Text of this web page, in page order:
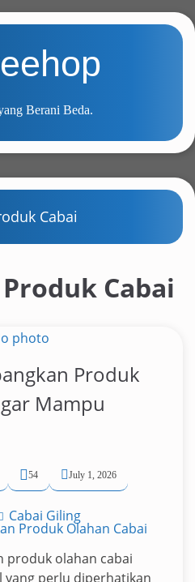
Berani Beda.
Cabai
Cabai
Produk
Mampu
54 July 1, 2026
Cabai Giling
Produk Olahan Cabai
produk olahan cabai
yang perlu diperhatikan